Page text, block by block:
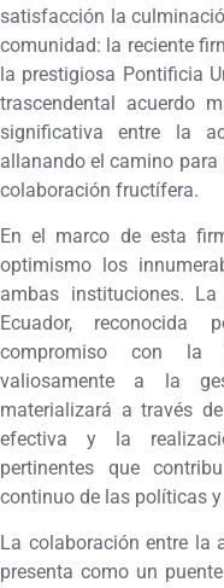
satisfacción la
comunidad: la reciente
la prestigiosa Pontificia
trascendental acuerdo
significativa entre la
allanando el camino
colaboración fructífera.
En el marco de esta
optimismo los
ambas instituciones.
Ecuador, reconocida
compromiso con la
valiosamente a la
materializará a través
efectiva y la
pertinentes que
continuo de las políticas
La colaboración entre la
presenta como un